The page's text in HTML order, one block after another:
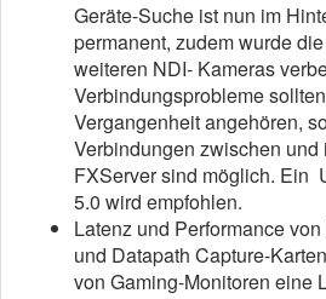
Geräte-Suche ist nun im
permanent, zudem wurde
weiteren NDI- Kameras
Verbindungsprobleme
Vergangenheit angehören,
Verbindungen zwischen und
FXServer sind möglich. Ein
5.0 wird empfohlen.
Latenz und Performance
und Datapath Capture-
von Gaming-Monitoren eine